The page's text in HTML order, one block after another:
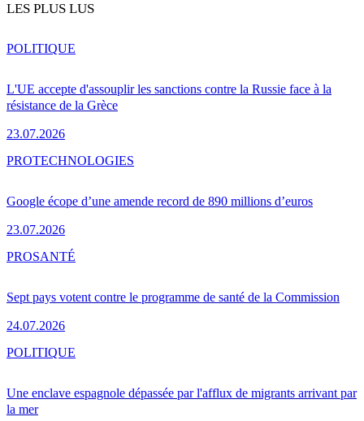
LES PLUS LUS
L'UE accepte d'assouplir les sanctions contre la Russie face à la
résistance de la Grèce
23.07.2026
POLITIQUE
Google écope d’une amende record de 890 millions d’euros
23.07.2026
PROTECHNOLOGIES
Sept pays votent contre le programme de santé de la Commission
24.07.2026
PROSANTÉ
Une enclave espagnole dépassée par l'afflux de migrants arrivant par
la mer
POLITIQUE